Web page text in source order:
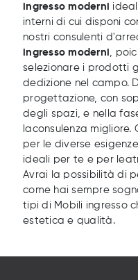
ingresso moderni
interni di cui disponi
nostri consulenti
ingresso moderni ,
selezionare i prodotti
dedizione nel campo.
progettazione, con
degli spazi, e nella
laconsulenza migliore.
per le diverse
ideali per te e per
Avrai la possibilità di
come hai sempre
tipi di Mobili ingresso
estetica e qualità.